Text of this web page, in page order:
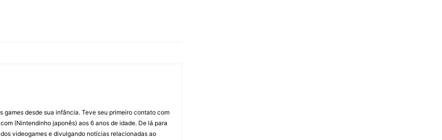
games desde sua infância. Teve seu primeiro contato com
(Nintendinho japonês) aos 6 anos de idade. De lá para
videogames e divulgando notícias relacionadas ao